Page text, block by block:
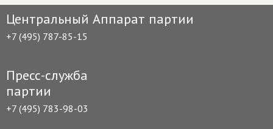
Центральный Аппарат партии
+7 (495) 787-85-15
Пресс-служба
партии
+7 (495) 783-98-03